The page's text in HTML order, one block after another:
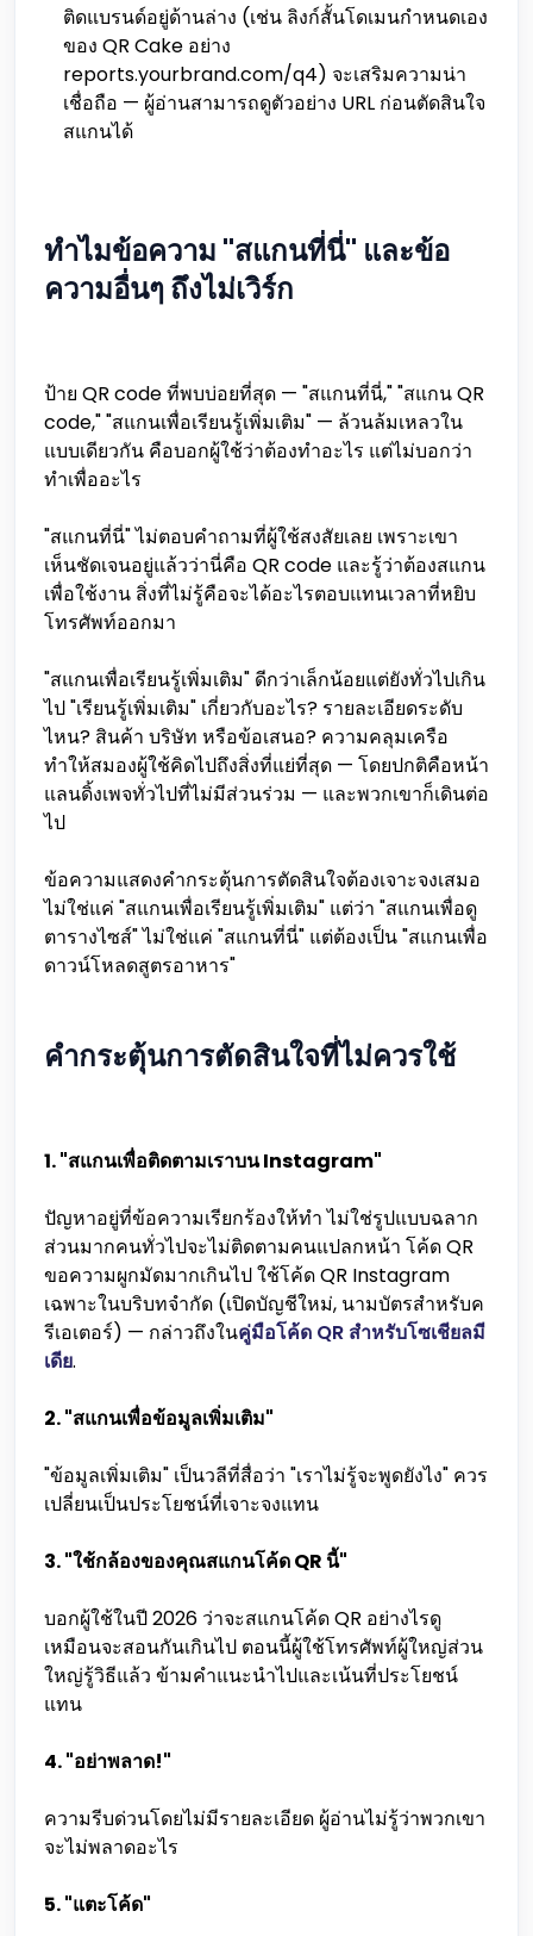
ติดแบรนด์อยู่ด้านล่าง (เช่น ลิงก์สั้นโดเมนกำหนดเอง
ของ QR Cake อย่าง
reports.yourbrand.com/q4) จะเสริมความน่า
เชื่อถือ — ผู้อ่านสามารถดูตัวอย่าง URL ก่อนตัดสินใจ
สแกนได้
ทำไมข้อความ "สแกนที่นี่" และข้อ
ความอื่นๆ ถึงไม่เวิร์ก
ป้าย QR code ที่พบบ่อยที่สุด — "สแกนที่นี่," "สแกน QR
code," "สแกนเพื่อเรียนรู้เพิ่มเติม" — ล้วนล้มเหลวใน
แบบเดียวกัน คือบอกผู้ใช้ว่าต้องทำอะไร แต่ไม่บอกว่า
ทำเพื่ออะไร
"สแกนที่นี่" ไม่ตอบคำถามที่ผู้ใช้สงสัยเลย เพราะเขา
เห็นชัดเจนอยู่แล้วว่านี่คือ QR code และรู้ว่าต้องสแกน
เพื่อใช้งาน สิ่งที่ไม่รู้คือจะได้อะไรตอบแทนเวลาที่หยิบ
โทรศัพท์ออกมา
"สแกนเพื่อเรียนรู้เพิ่มเติม" ดีกว่าเล็กน้อยแต่ยังทั่วไปเกิน
ไป "เรียนรู้เพิ่มเติม" เกี่ยวกับอะไร? รายละเอียดระดับ
ไหน? สินค้า บริษัท หรือข้อเสนอ? ความคลุมเครือ
ทำให้สมองผู้ใช้คิดไปถึงสิ่งที่แย่ที่สุด — โดยปกติคือหน้า
แลนดิ้งเพจทั่วไปที่ไม่มีส่วนร่วม — และพวกเขาก็เดินต่อ
ไป
ข้อความแสดงคำกระตุ้นการตัดสินใจต้องเจาะจงเสมอ
ไม่ใช่แค่ "สแกนเพื่อเรียนรู้เพิ่มเติม" แต่ว่า "สแกนเพื่อดู
ตารางไซส์" ไม่ใช่แค่ "สแกนที่นี่" แต่ต้องเป็น "สแกนเพื่อ
ดาวน์โหลดสูตรอาหาร"
คำกระตุ้นการตัดสินใจที่ไม่ควรใช้
1. "สแกนเพื่อติดตามเราบน Instagram"
ปัญหาอยู่ที่ข้อความเรียกร้องให้ทำ ไม่ใช่รูปแบบฉลาก
ส่วนมากคนทั่วไปจะไม่ติดตามคนแปลกหน้า โค้ด QR
ขอความผูกมัดมากเกินไป ใช้โค้ด QR Instagram
เฉพาะในบริบทจำกัด (เปิดบัญชีใหม่, นามบัตรสำหรับค
รีเอเตอร์) — กล่าวถึงในคู่มือโค้ด QR สำหรับโซเชียลมี
เดีย.
2. "สแกนเพื่อข้อมูลเพิ่มเติม"
"ข้อมูลเพิ่มเติม" เป็นวลีที่สื่อว่า "เราไม่รู้จะพูดยังไง" ควร
เปลี่ยนเป็นประโยชน์ที่เจาะจงแทน
3. "ใช้กล้องของคุณสแกนโค้ด QR นี้"
บอกผู้ใช้ในปี 2026 ว่าจะสแกนโค้ด QR อย่างไรดู
เหมือนจะสอนกันเกินไป ตอนนี้ผู้ใช้โทรศัพท์ผู้ใหญ่ส่วน
ใหญ่รู้วิธีแล้ว ข้ามคำแนะนำไปและเน้นที่ประโยชน์
แทน
4. "อย่าพลาด!"
ความรีบด่วนโดยไม่มีรายละเอียด ผู้อ่านไม่รู้ว่าพวกเขา
จะไม่พลาดอะไร
5. "แตะโค้ด"